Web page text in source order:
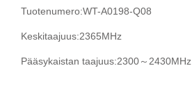
Tuotenumero:WT-A0198-Q08
Keskitaajuus:2365MHz
Pääsykaistan taajuus:2300～2430MHz